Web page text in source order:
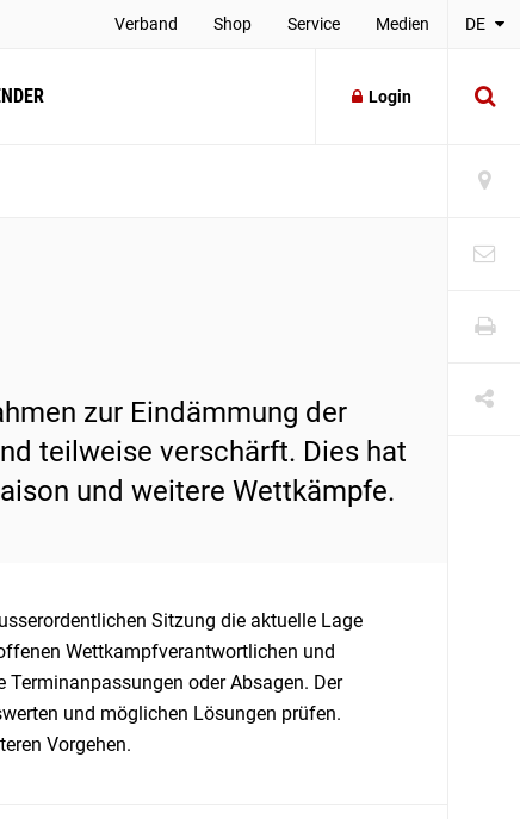
Verband Shop Service Medien DE
Login
zur Eindämmung der
teilweise verschärft. Dies hat
und weitere Wettkämpfe.
Sitzung die aktuelle Lage
Wettkampfverantwortlichen und
oder Absagen. Der
und möglichen Lösungen prüfen.
Vorgehen.